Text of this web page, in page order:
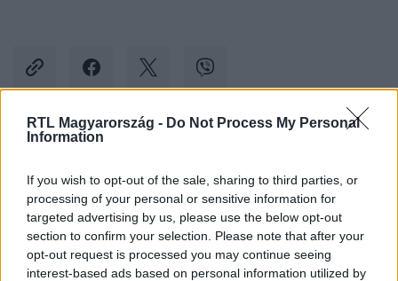
RTL Magyarország - Do Not Process My Personal
Information
If you wish to opt-out of the sale, sharing to third parties, or
processing of your personal or sensitive information for
targeted advertising by us, please use the below opt-out
section to confirm your selection. Please note that after your
opt-out request is processed you may continue seeing
interest-based ads based on personal information utilized by
Követem